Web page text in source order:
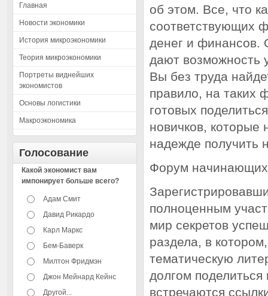
Главная
Новости экономики
История микроэкономики
Теория микроэкономики
Портреты виднейших
экономистов
Основы логистики
Макроэкономика
Голосование
Какой экономист вам
импонирует больше всего?
Адам Смит
Давид Рикардо
Карл Маркс
Бем-Баверк
Милтон Фридмэн
Джон Мейнард Кейнс
Другой...
об этом. Все, что
соответствующих
денег и финансов.
дают возможность
Вы без труда
правило, на таких
готовых
новичков, которые
надежде получить
Форум
полноценным
мир секретов
раздела, в
тематическую
долгом
встречаются